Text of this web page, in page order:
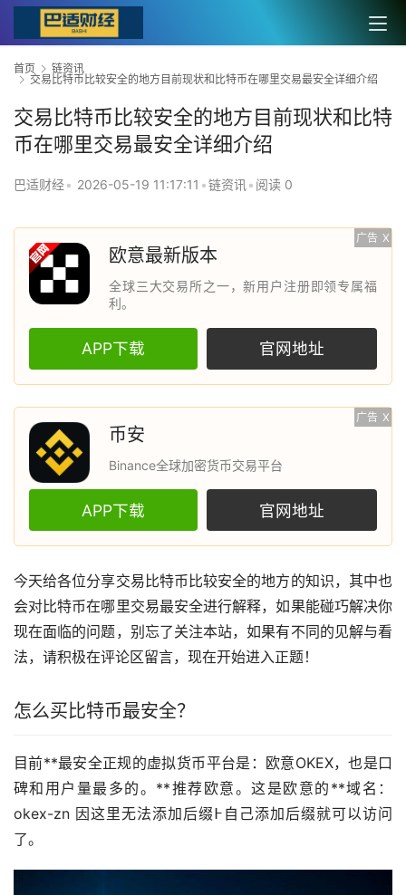
首页
链资讯
交易比特币比较安全的地方目前现状和比特币在哪里交易最安全详细介绍
交易比特币比较安全的地方目前现状和比特
币在哪里交易最安全详细介绍
巴适财经• 2026-05-19 11:17:11 •链资讯• 阅读 0
广告 X
欧意最新版本
全球三大交易所之一，新用户注册即领专属福
利。
APP下载 官网地址
广告 X
币安
Binance全球加密货币交易平台
APP下载 官网地址
今天给各位分享交易 比特币 比较安全的地方的知识，其中也
会对比特币在哪里交易最安全进行解释，如果能碰巧解决你
现在面临的问题，别忘了关注本站，如果有不同的见解与看
法，请积极在评论区留言，现在开始进入正题！
怎么买比特币最安全？
目前**最安全正规的虚拟货币平台是： 欧意OKEX，也是口
碑和用户量最多的。**推荐欧意。这是欧意的**域名：
okex-zn 因这里无法添加后缀߅自己添加后缀就可以访问
了。